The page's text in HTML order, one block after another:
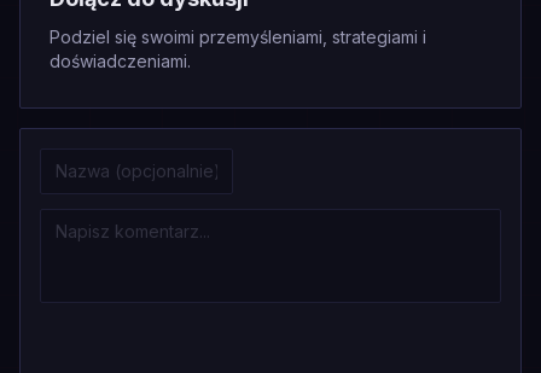
Podziel się swoimi przemyśleniami, strategiami i
doświadczeniami.